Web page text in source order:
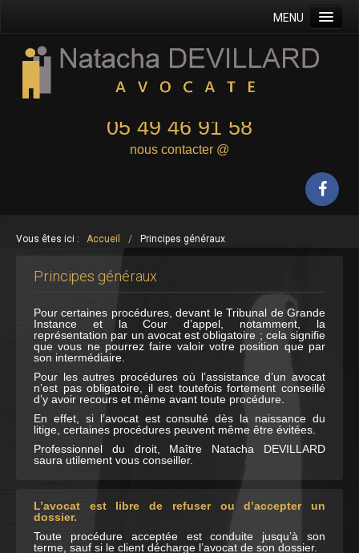
MENU
Accueil
Maître Devillard
Domaine d'intervention
Principes généraux
Plan
Mentions légales
05 49 46 91 58
nous contacter @
Vous êtes ici : Accueil / Principes généraux
Principes généraux
Pour certaines procédures, devant le Tribunal de Grande
Instance et la Cour d’appel, notamment, la
représentation par un avocat est obligatoire ; cela signifie
que vous ne pourrez faire valoir votre position que par
son intermédiaire.
Pour les autres procédures où l’assistance d’un avocat
n’est pas obligatoire, il est toutefois fortement conseillé
d’y avoir recours et même avant toute procédure.
En effet, si l’avocat est consulté dès la naissance du
litige, certaines procédures peuvent même être évitées.
Professionnel du droit, Maître Natacha DEVILLARD
saura utilement vous conseiller.
L’avocat est libre de refuser ou d’accepter un
dossier.
Toute procédure acceptée est conduite jusqu’à son
terme, sauf si le client décharge l’avocat de son dossier.